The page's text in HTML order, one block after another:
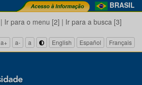
BRASIL
| Ir para o menu [2] | Ir para a busca [3]
a+ a- a English Español Français